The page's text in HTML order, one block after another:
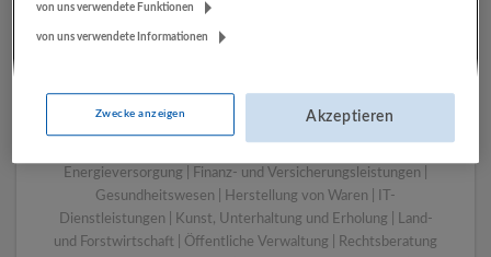
LUGSTEIN CONSULTING
Energieversorgung | Finanz- und Versicherungsleistungen |
Gesundheitswesen | Herstellung von Waren | IT-
Dienstleistungen | Kunst, Unterhaltung und Erholung | Land-
und Forstwirtschaft | Öffentliche Verwaltung | Rechtsberatung
von uns verwendete Funktionen
von uns verwendete Informationen
Zwecke anzeigen Akzeptieren